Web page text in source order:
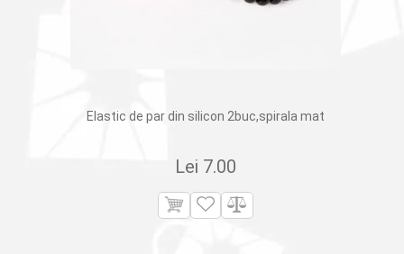
Elastic de par din silicon 2buc,spirala mat
Lei 7.00